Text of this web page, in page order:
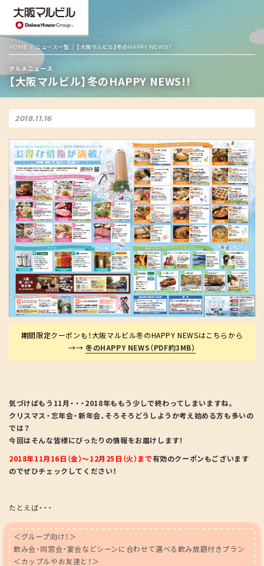
HOME ニュース一覧 【大阪マルビル】冬のHAPPY NEWS!!
グルメニュース
【大阪マルビル】冬のHAPPY NEWS!!
2018.11.16
期間限定クーポンも！大阪マルビル冬のHAPPY NEWSはこちらから
→→冬のHAPPY NEWS（PDF約3MB）
気づけばもう11月・・・2018年ももう少しで終わってしまいますね。
クリスマス・忘年会・新年会、そろそろどうしようか考え始める方も多いの
では？
今回はそんな皆様にぴったりの情報をお届けします!
2018年11月16日（金）～12月25日（火）まで有効のクーポンもございます
のでぜひチェックしてください！
たとえば・・・
＜グループ向け！＞
飲み会・同窓会・宴会などシーンに合わせて選べる飲み放題付きプラン
＜カップルやお友達と！＞